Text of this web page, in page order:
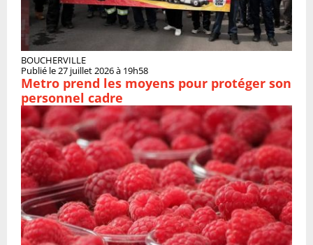
BOUCHERVILLE
Publié le 27 juillet 2026 à 19h58
Metro prend les moyens pour protéger son
personnel cadre